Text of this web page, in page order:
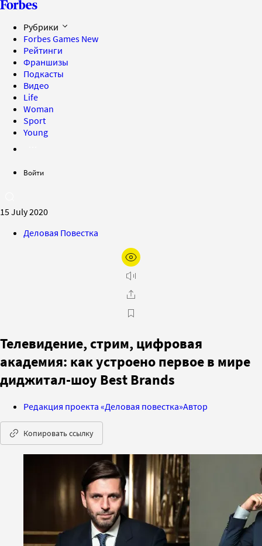
Рубрики
Forbes Games New
Рейтинги
Франшизы
Подкасты
Видео
Life
Woman
Sport
Young
Войти
15 July 2020
Деловая Повестка
Телевидение, стрим, цифровая
академия: как устроено первое в мире
диджитал-шоу Best Brands
Редакция проекта «Деловая повестка»Автор
Копировать ссылку